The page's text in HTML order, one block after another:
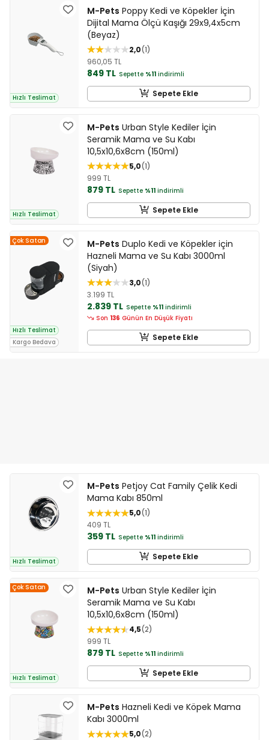
Hızlı Teslimat
M-Pets Poppy Kedi ve Köpekler İçin
Dijital Mama Ölçü Kaşığı 29x9,4x5cm
(Beyaz)
2,0 1
960,05 TL
849 TL Sepette %11 indirimli
Sepete Ekle
Hızlı Teslimat
M-Pets Urban Style Kediler İçin
Seramik Mama ve Su Kabı
10,5x10,6x8cm (150ml)
5,0 1
999 TL
879 TL Sepette %11 indirimli
Sepete Ekle
Çok Satan
Hızlı Teslimat
Kargo Bedava
M-Pets Duplo Kedi ve Köpekler için
Hazneli Mama ve Su Kabı 3000ml
(Siyah)
3,0 1
3.199 TL
2.839 TL Sepette %11 indirimli
Son 136 Günün En Düşük Fiyatı
Sepete Ekle
Hızlı Teslimat
M-Pets Petjoy Cat Family Çelik Kedi
Mama Kabı 850ml
5,0 1
409 TL
359 TL Sepette %11 indirimli
Sepete Ekle
Çok Satan
Hızlı Teslimat
M-Pets Urban Style Kediler İçin
Seramik Mama ve Su Kabı
10,5x10,6x8cm (150ml)
4,5 2
999 TL
879 TL Sepette %11 indirimli
Sepete Ekle
M-Pets Hazneli Kedi ve Köpek Mama
Kabı 3000ml
5,0 2